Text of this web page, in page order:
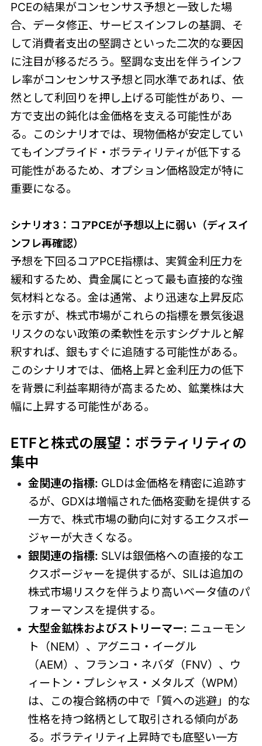
PCEの結果がコンセンサス予想と一致した場
合、データ修正、サービスインフレの基調、そ
して消費者支出の堅調さといった二次的な要因
に注目が移るだろう。堅調な支出を伴うインフ
レ率がコンセンサス予想と同水準であれば、依
然として利回りを押し上げる可能性があり、一
方で支出の鈍化は金価格を支える可能性があ
る。このシナリオでは、現物価格が安定してい
てもインプライド・ボラティリティが低下する
可能性があるため、オプション価格設定が特に
重要になる。
シナリオ3：コアPCEが予想以上に弱い（ディスイ
ンフレ再確認）
予想を下回るコアPCE指標は、実質金利圧力を
緩和するため、貴金属にとって最も直接的な強
気材料となる。金は通常、より迅速な上昇反応
を示すが、株式市場がこれらの指標を景気後退
リスクのない政策の柔軟性を示すシグナルと解
釈すれば、銀もすぐに追随する可能性がある。
このシナリオでは、価格上昇と金利圧力の低下
を背景に利益率期待が高まるため、鉱業株は大
幅に上昇する可能性がある。
ETFと株式の展望：ボラティリティの
集中
金関連の指標: GLDは金価格を精密に追跡す
るが、GDXは増幅された価格変動を提供する
一方で、株式市場の動向に対するエクスポー
ジャーが大きくなる。
銀関連の指標: SLVは銀価格への直接的なエ
クスポージャーを提供するが、SILは追加の
株式市場リスクを伴うより高いベータ値のパ
フォーマンスを提供する。
大型金鉱株およびストリーマー: ニューモン
ト（NEM）、アグニコ・イーグル
（AEM）、フランコ・ネバダ（FNV）、ウ
ィートン・プレシャス・メタルズ（WPM）
は、この複合銘柄の中で「質への逃避」的な
性格を持つ銘柄として取引される傾向があ
る。ボラティリティ上昇時でも底堅い一方